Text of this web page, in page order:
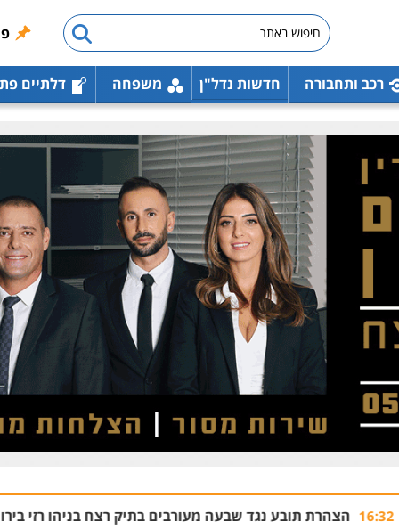
רכב ותחבורה חדשות נדל"ן משפחה דלתיים
נגד שבעה מעורבים בתיק רצח בניהו רזי בירושלים 04.08 | 13:37